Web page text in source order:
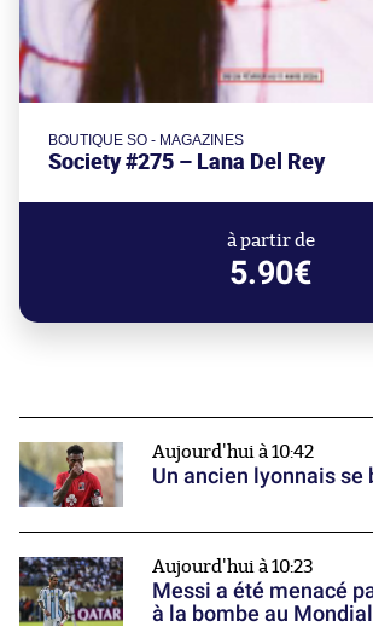
BOUTIQUE SO - MAGAZINES
Society #275 – Lana Del Rey
à partir de
5.90€
Aujourd'hui à 10:42
Un ancien lyonnais se
Aujourd'hui à 10:23
Messi a été menacé
à la bombe au Mondial